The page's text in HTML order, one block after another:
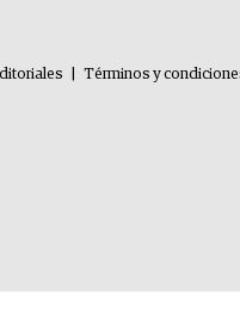
Términos y